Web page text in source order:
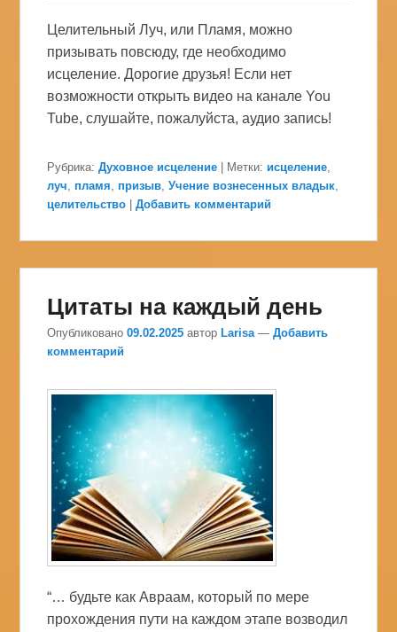
Целительный Луч, или Пламя, можно
призывать повсюду, где необходимо
исцеление. Дорогие друзья! Если нет
возможности открыть видео на канале You
Tube, слушайте, пожалуйста, аудио запись!
Рубрика: Духовное исцеление Метки: исцеление,
луч, пламя, призыв,Учение вознесенных владык,
целительство
|Добавить комментарий
Цитаты на каждый день
Опубликовано09.02.2025 автор Larisa —Добавить
комментарий
“… будьте как Авраам, который по мере
прохождения пути на каждом этапе возводил